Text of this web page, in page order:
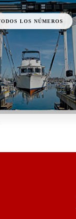
LOS NÚMEROS